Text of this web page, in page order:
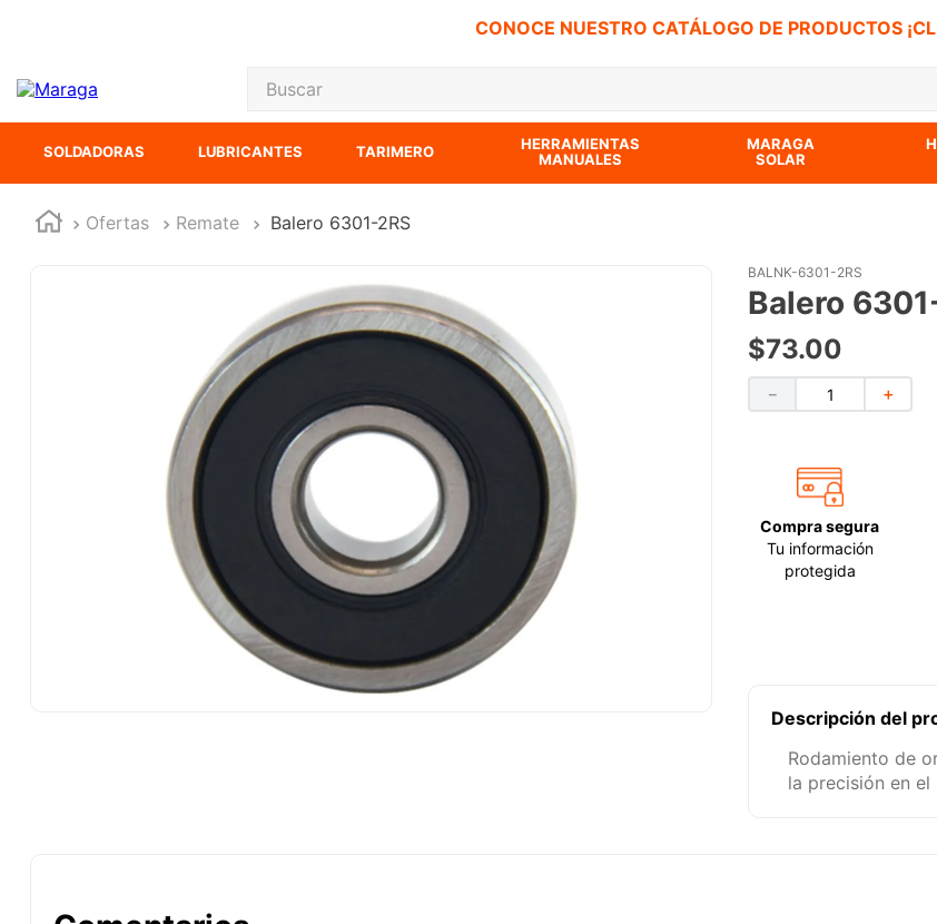
CONOCE NUESTRO CATÁLOGO DE PRODUCTOS
Buscar
SOLDADORAS LUBRICANTES TARIMERO
HERRAMIENTAS
MANUALES
MARAGA
SOLAR
Ofertas Remate Balero 6301-2RS
BALNK-6301-2RS
Balero
$73.00
＋
－
Compra segura
Tu información
protegida
Descripción del
Rodamiento de
la precisión en
TÉRMINOS MÁS BUSCADOS
4.
sierra sable
.
sierra cinta
7.
8.
esmeriladora
ke500
-cut